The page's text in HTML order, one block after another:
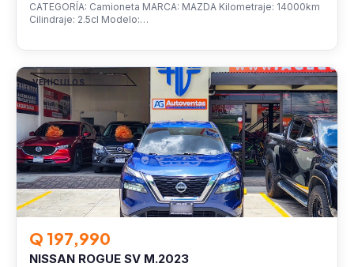
CATEGORÍA: Camioneta MARCA: MAZDA Kilometraje: 14000km
Cilindraje: 2.5cl Modelo:…
VEHÍCULOS
Q 197,990
NISSAN ROGUE SV M.2023